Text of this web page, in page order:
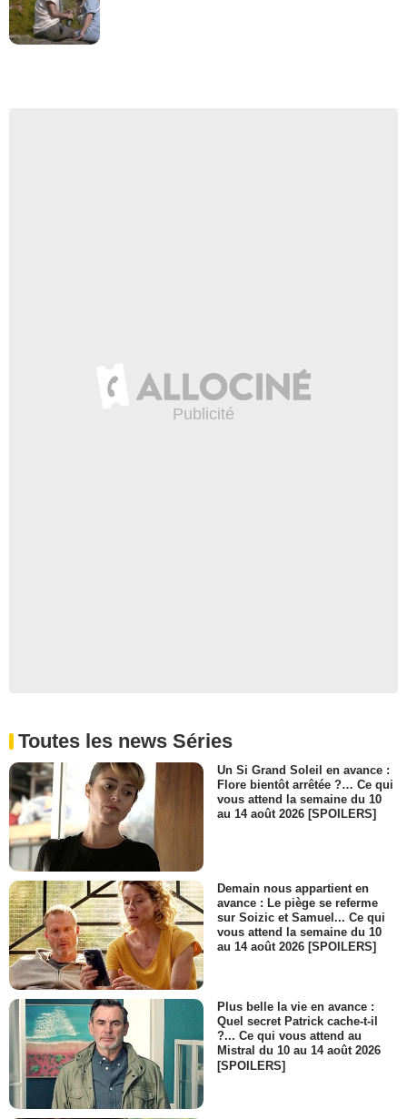
Toutes les news Séries
Un Si Grand Soleil en avance :
Flore bientôt arrêtée ?… Ce qui
vous attend la semaine du 10
au 14 août 2026 [SPOILERS]
Demain nous appartient en
avance : Le piège se referme
sur Soizic et Samuel... Ce qui
vous attend la semaine du 10
au 14 août 2026 [SPOILERS]
Plus belle la vie en avance :
Quel secret Patrick cache-t-il
?... Ce qui vous attend au
Mistral du 10 au 14 août 2026
[SPOILERS]